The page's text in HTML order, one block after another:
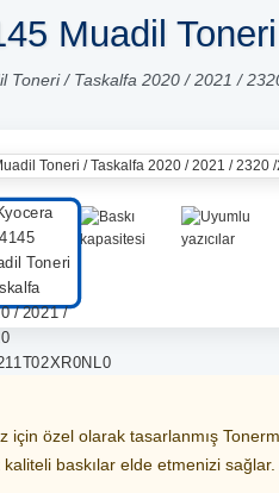
Muadil
Toneri / Taskalfa 2020 / 2021 /
için özel olarak tasarlanmış
baskılar elde etmenizi sağlar.